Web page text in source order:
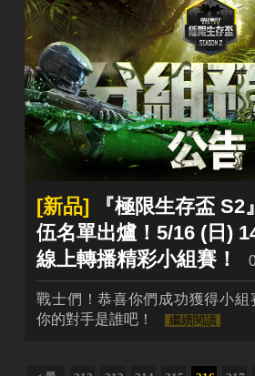
[新品]
『極限生存盃 S2
伍名單出爐！5/16 (日)
線上轉播精彩小組賽！
戰士們！恭喜你們成功獲得小
你的對手是誰吧！
繼續閱讀